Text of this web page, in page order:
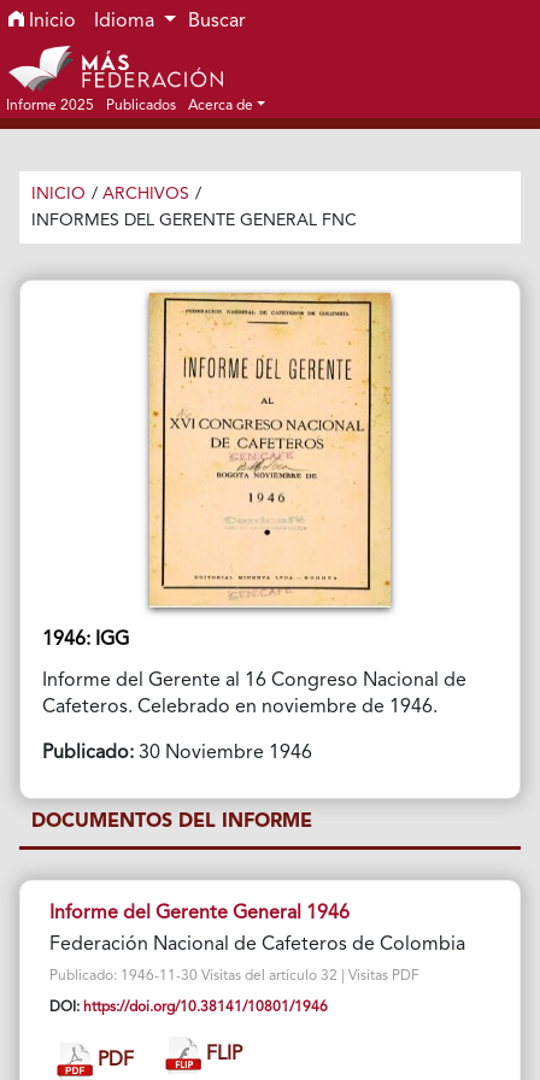
Ir al menú de navegación principal
Ir al contenido principal
Ir al pie de página del sitio
Inicio Idioma Buscar
Informe 2025 Publicados Acerca de
INICIO / ARCHIVOS /
INFORMES DEL GERENTE GENERAL FNC
1946: IGG
Informe del Gerente al 16 Congreso Nacional de
Cafeteros. Celebrado en noviembre de 1946.
Publicado:30 Noviembre 1946
DOCUMENTOS DEL INFORME
Informe del Gerente General 1946
Federación Nacional de Cafeteros de Colombia
Publicado: 1946-11-30 Visitas del artículo 32 | Visitas PDF
DOI: https://doi.org/10.38141/10801/1946
PDF FLIP